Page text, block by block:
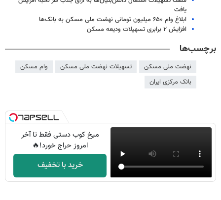
یافت
ابلاغ وام ۶۵۰ میلیون تومانی نهضت ملی مسکن به بانک‌ها
افزایش ۲ برابری تسهیلات ودیعه مسکن
برچسب‌ها
نهضت ملی مسکن تسهیلات نهضت ملی مسکن
وام مسکن
بانک مرکزی ایران
میخ کوب دستی فقط تا آخر
امروز حراج خورد!🔥
خرید با تخفیف